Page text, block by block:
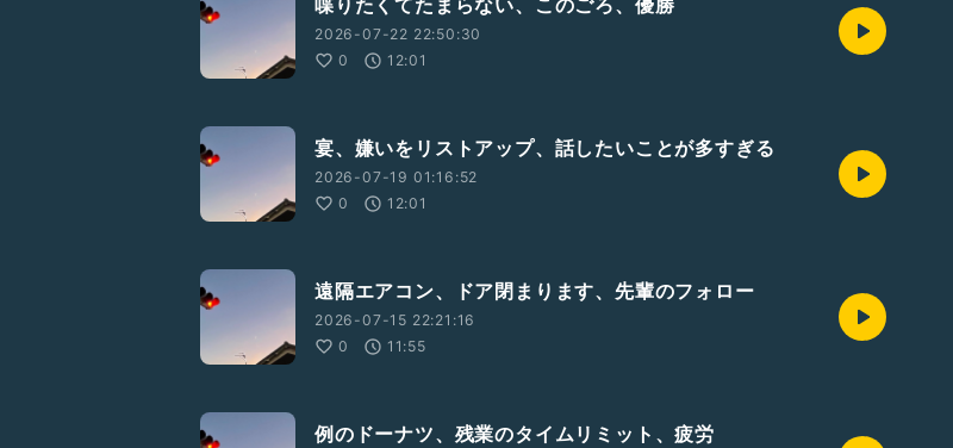
喋りたくてたまらない、このごろ、優勝
2026-07-22 22:50:30
0
12:01
宴、嫌いをリストアップ、話したいことが多すぎる
2026-07-19 01:16:52
0
12:01
遠隔エアコン、ドア閉まります、先輩のフォロー
2026-07-15 22:21:16
0
11:55
例のドーナツ、残業のタイムリミット、疲労